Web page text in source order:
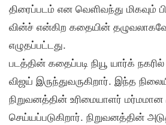
திரைப்படம் என வெளிவந்து மிகவும்
வின்ச் என்கிற கதையின்
எழுதப்பட்டது.
படத்தின் கதைப்படி நியூ யார்க்
விஜய் இருந்துவருகிறார். இந்த
நிறுவனத்தின் உரிமையாளர்
செய்யப்படுகிறார். நிறுவனத்தின்